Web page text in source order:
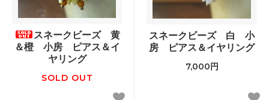
スネークビーズ 黄
＆橙 小房 ピアス＆イ
ヤリング
SOLD OUT
スネークビーズ 白 小
房 ピアス＆イヤリング
7,000円